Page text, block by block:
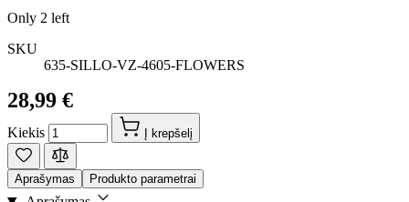
Only 2 left
SKU
635-SILLO-VZ-4605-FLOWERS
28,99 €
Kiekis Į krepšelį
Aprašymas Produkto parametrai